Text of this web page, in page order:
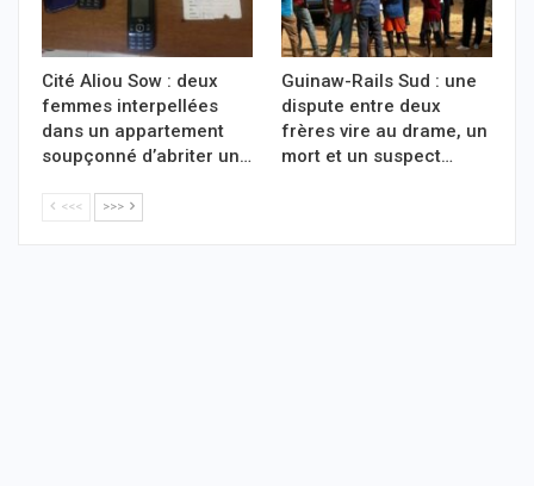
Cité Aliou Sow : deux
femmes interpellées
dans un appartement
soupçonné d’abriter un…
Guinaw-Rails Sud : une
dispute entre deux
frères vire au drame, un
mort et un suspect…
<<< >>>